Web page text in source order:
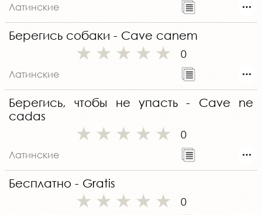
Латинские
Берегись собаки - Cave canem
0
Латинские
Берегись, чтобы не упасть - Cave ne
cadas
0
Латинские
Бесплатно - Gratis
0